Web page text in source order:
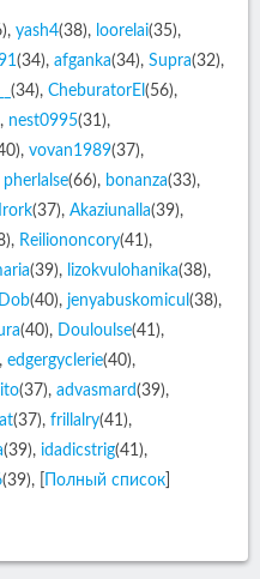
, yash4(38), loorelai(35),
(34), afganka(34), Supra(32),
(34), CheburatorEl (56),
, nest0995(31),
, vovan1989(37),
pherlalse(66), bonanza(33),
(37), Akaziunalla(39),
, Reiliononcory(41),
(39), lizokvulohanika(38),
(40), jenyabuskomicul (38),
(40), Douloulse(41),
, edgergyclerie(40),
(37), advasmard(39),
(37), frillalry(41),
(39), idadicstrig(41),
(39), [ Полный список